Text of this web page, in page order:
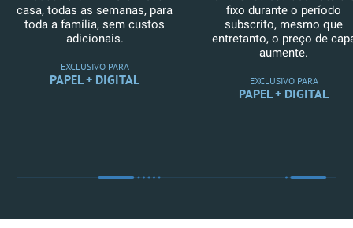
casa, todas as semanas, para
toda a família, sem custos
adicionais.
EXCLUSIVO PARA
PAPEL + DIGITAL
fixo durante o período
subscrito, mesmo que
entretanto, o preço de
aumente.
EXCLUSIVO PARA
PAPEL + DIGITAL